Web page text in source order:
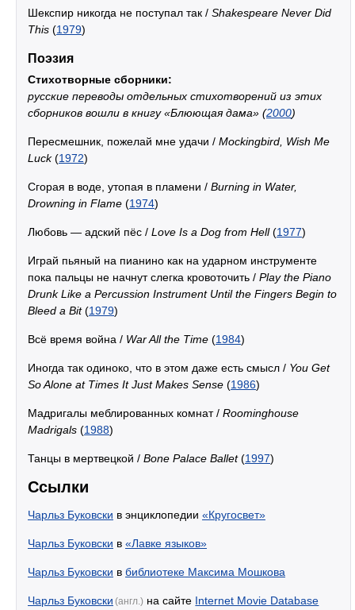
Шекспир никогда не поступал так / Shakespeare Never Did
This (1979)
Поэзия
Стихотворные сборники:
русские переводы отдельных стихотворений из этих
сборников вошли в книгу «Блюющая дама» (2000)
Пересмешник, пожелай мне удачи / Mockingbird, Wish Me
Luck(1972)
Сгорая в воде, утопая в пламени / Burning in Water,
Drowning in Flame (1974)
Любовь — адский пёс / Love Is a Dog from Hell(1977)
Играй пьяный на пианино как на ударном инструменте
пока пальцы не начнут слегка кровоточить / Play the Piano
Drunk Like a Percussion Instrument Until the Fingers Begin to
Bleed a Bit(1979)
Всё время война / War All the Time (1984)
Иногда так одиноко, что в этом даже есть смысл / You Get
So Alone at Times It Just Makes Sense (1986)
Мадригалы меблированных комнат / Roominghouse
Madrigals (1988)
Танцы в мертвецкой / Bone Palace Ballet(1997)
Ссылки
Чарльз Буковски в энциклопедии «Кругосвет»
Чарльз Буковски в «Лавке языков»
Чарльз Буковски в библиотеке Максима Мошкова
Чарльз Буковски (англ.) на сайте Internet Movie Database